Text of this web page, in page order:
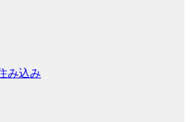
み込み